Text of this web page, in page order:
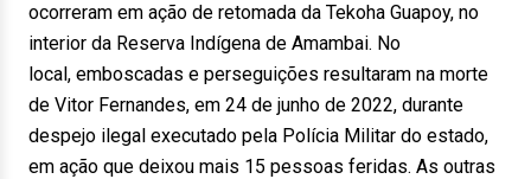
ocorreram em ação de retomada da Tekoha Guapoy, no
interior da Reserva Indígena de Amambai. No
local, emboscadas e perseguições resultaram na morte
de Vitor Fernandes, em 24 de junho de 2022, durante
despejo ilegal executado pela Polícia Militar do estado,
em ação que deixou mais 15 pessoas feridas. As outras